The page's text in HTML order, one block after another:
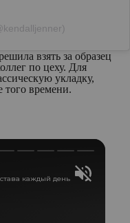
взять за образец
по цеху. Для
укладку,
того времени.